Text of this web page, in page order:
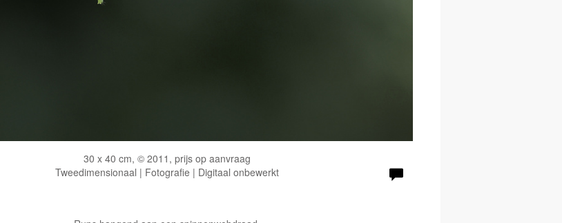
30 x 40 cm, © 2011, prijs op aanvraag
Tweedimensionaal | Fotografie | Digitaal onbewerkt